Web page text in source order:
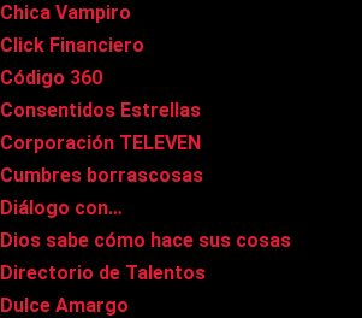
Chica Vampiro
Click Financiero
Código 360
Consentidos Estrellas
Corporación TELEVEN
Cumbres borrascosas
Diálogo con…
Dios sabe cómo hace sus cosas
Directorio de Talentos
Dulce Amargo